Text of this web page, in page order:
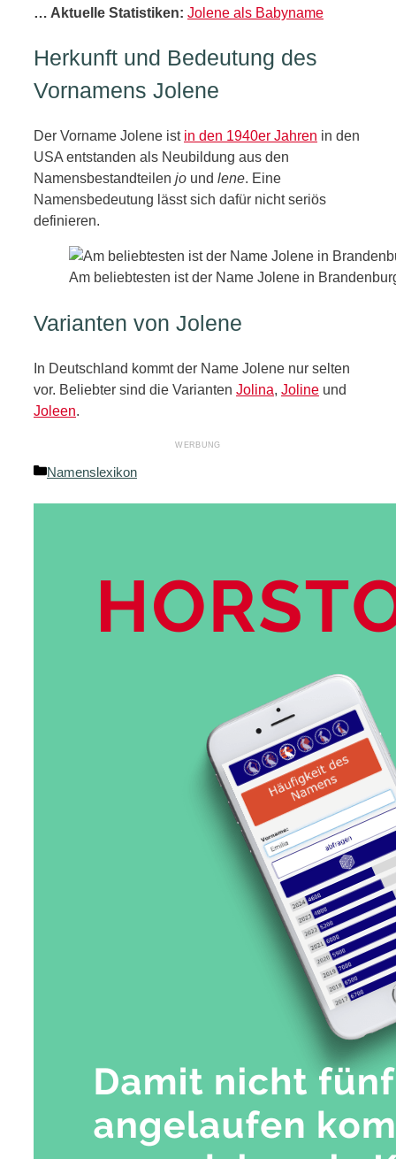
… Aktuelle Statistiken: Jolene als Babyname
Herkunft und Bedeutung des
Vornamens Jolene
Der Vorname Jolene ist in den 1940er Jahren in den
USA entstanden als Neubildung aus den
Namensbestandteilen jo und lene. Eine
Namensbedeutung lässt sich dafür nicht seriös
definieren.
Am beliebtesten ist der Name Jolene in
Varianten von Jolene
In Deutschland kommt der Name Jolene nur selten
vor. Beliebter sind die Varianten Jolina, Joline und
Joleen.
Kategorien
Namenslexikon